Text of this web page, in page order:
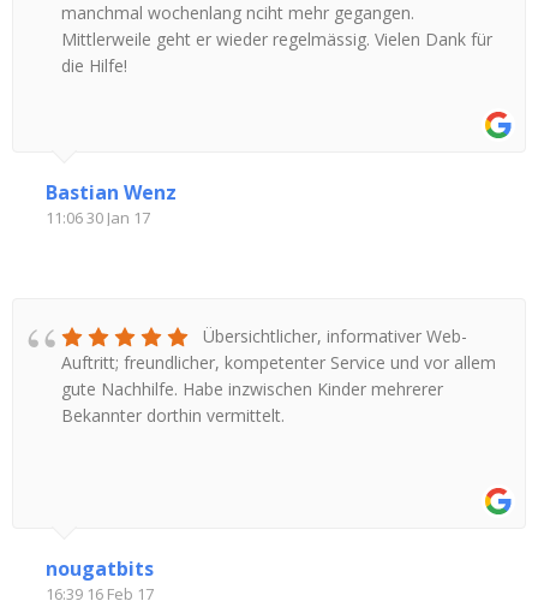
manchmal wochenlang nciht mehr gegangen.
Mittlerweile geht er wieder regelmässig. Vielen Dank für
die Hilfe!
Bastian Wenz
11:06 30 Jan 17
Übersichtlicher, informativer Web-
Auftritt; freundlicher, kompetenter Service und vor allem
gute Nachhilfe. Habe inzwischen Kinder mehrerer
Bekannter dorthin vermittelt.
nougatbits
16:39 16 Feb 17